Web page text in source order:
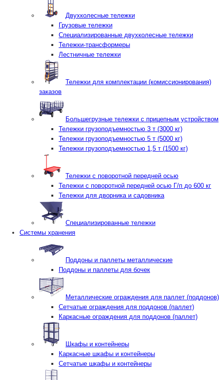
Двухколесные тележки
Грузовые тележки
Специализированные двухколесные тележки
Тележки-трансформеры
Лестничные тележки
Тележки для комплектации (комиссионирования)
заказов
Большегрузные тележки с прицепным устройством
Тележки грузоподъемностью 3 т (3000 кг)
Тележки грузоподъемностью 5 т (5000 кг)
Тележки грузоподъемностью 1,5 т (1500 кг)
Тележки с поворотной передней осью
Тележки с поворотной передней осью Г/п до 600 кг
Тележки для дворника и садовника
Специализированные тележки
Системы хранения
Поддоны и паллеты металлические
Поддоны и паллеты для бочек
Металлические ограждения для паллет (поддонов)
Сетчатые ограждения для поддонов (паллет)
Каркасные ограждения для поддонов (паллет)
Шкафы и контейнеры
Каркасные шкафы и контейнеры
Сетчатые шкафы и контейнеры